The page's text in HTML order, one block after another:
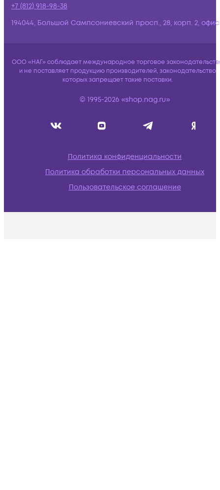
+7 (812) 918-98-38
194044, Большой Сампсониевский просп., 28, корп. 2,
ООО «НАГ» соблюдает международное торговое
и не поставляет продукцию производителей, законодательство
которых запрещает такие поставки.
© 1995-2026 «shop.nag.ru»
Политика конфиденциальности
Политика обработки персональных данных
Пользовательское соглашение